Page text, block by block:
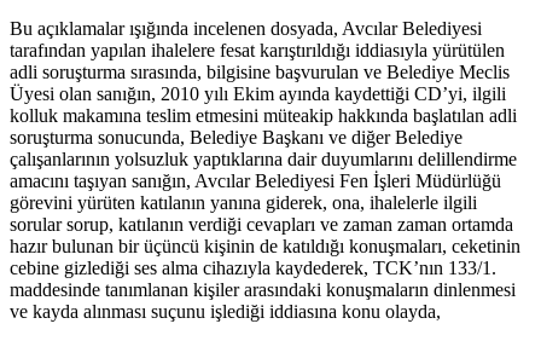
Bu açıklamalar ışığında incelenen dosyada, Avcılar Belediyesi
tarafından yapılan ihalelere fesat karıştırıldığı iddiasıyla yürütülen
adli soruşturma sırasında, bilgisine başvurulan ve Belediye Meclis
Üyesi olan sanığın, 2010 yılı Ekim ayında kaydettiği CD’yi, ilgili
kolluk makamına teslim etmesini müteakip hakkında başlatılan adli
soruşturma sonucunda, Belediye Başkanı ve diğer Belediye
çalışanlarının yolsuzluk yaptıklarına dair duyumlarını delillendirme
amacını taşıyan sanığın, Avcılar Belediyesi Fen İşleri Müdürlüğü
görevini yürüten katılanın yanına giderek, ona, ihalelerle ilgili
sorular sorup, katılanın verdiği cevapları ve zaman zaman ortamda
hazır bulunan bir üçüncü kişinin de katıldığı konuşmaları, ceketinin
cebine gizlediği ses alma cihazıyla kaydederek, TCK’nın 133/1.
maddesinde tanımlanan kişiler arasındaki konuşmaların dinlenmesi
ve kayda alınması suçunu işlediği iddiasına konu olayda,